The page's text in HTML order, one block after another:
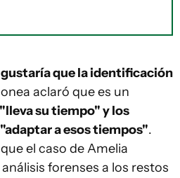
gustaría que la identificación
aclaró que es un
"lleva su tiempo" y los
a esos tiempos".
el caso de Amelia
forenses a los restos